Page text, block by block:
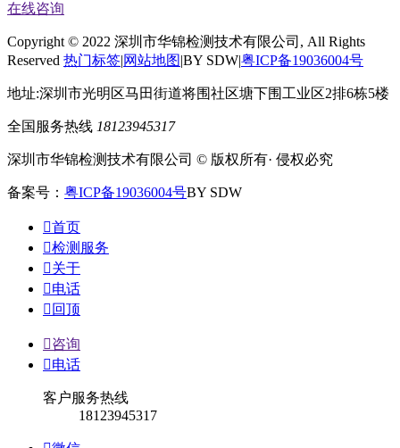
在线咨询
Copyright © 2022 深圳市华锦检测技术有限公司, All Rights
Reserved 热门标签|网站地图|BY SDW|粤ICP备19036004号
地址:深圳市光明区马田街道将围社区塘下围工业区2排6栋5楼
全国服务热线 18123945317
深圳市华锦检测技术有限公司 © 版权所有· 侵权必究
备案号： 粤ICP备19036004号BY SDW
首页
检测服务
关于
电话
 回顶
咨询
电话
客户服务热线
18123945317